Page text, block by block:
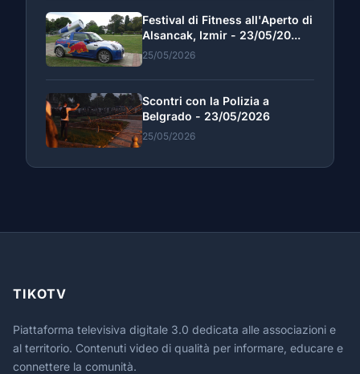
Festival di Fitness all'Aperto di
Alsancak, Izmir - 23/05/20...
25/05/2026
Scontri con la Polizia a
Belgrado - 23/05/2026
25/05/2026
TIKOTV
Piattaforma televisiva digitale 3.0 dedicata alle associazioni e
al territorio. Contenuti video di qualità per informare, educare e
connettere la comunità.